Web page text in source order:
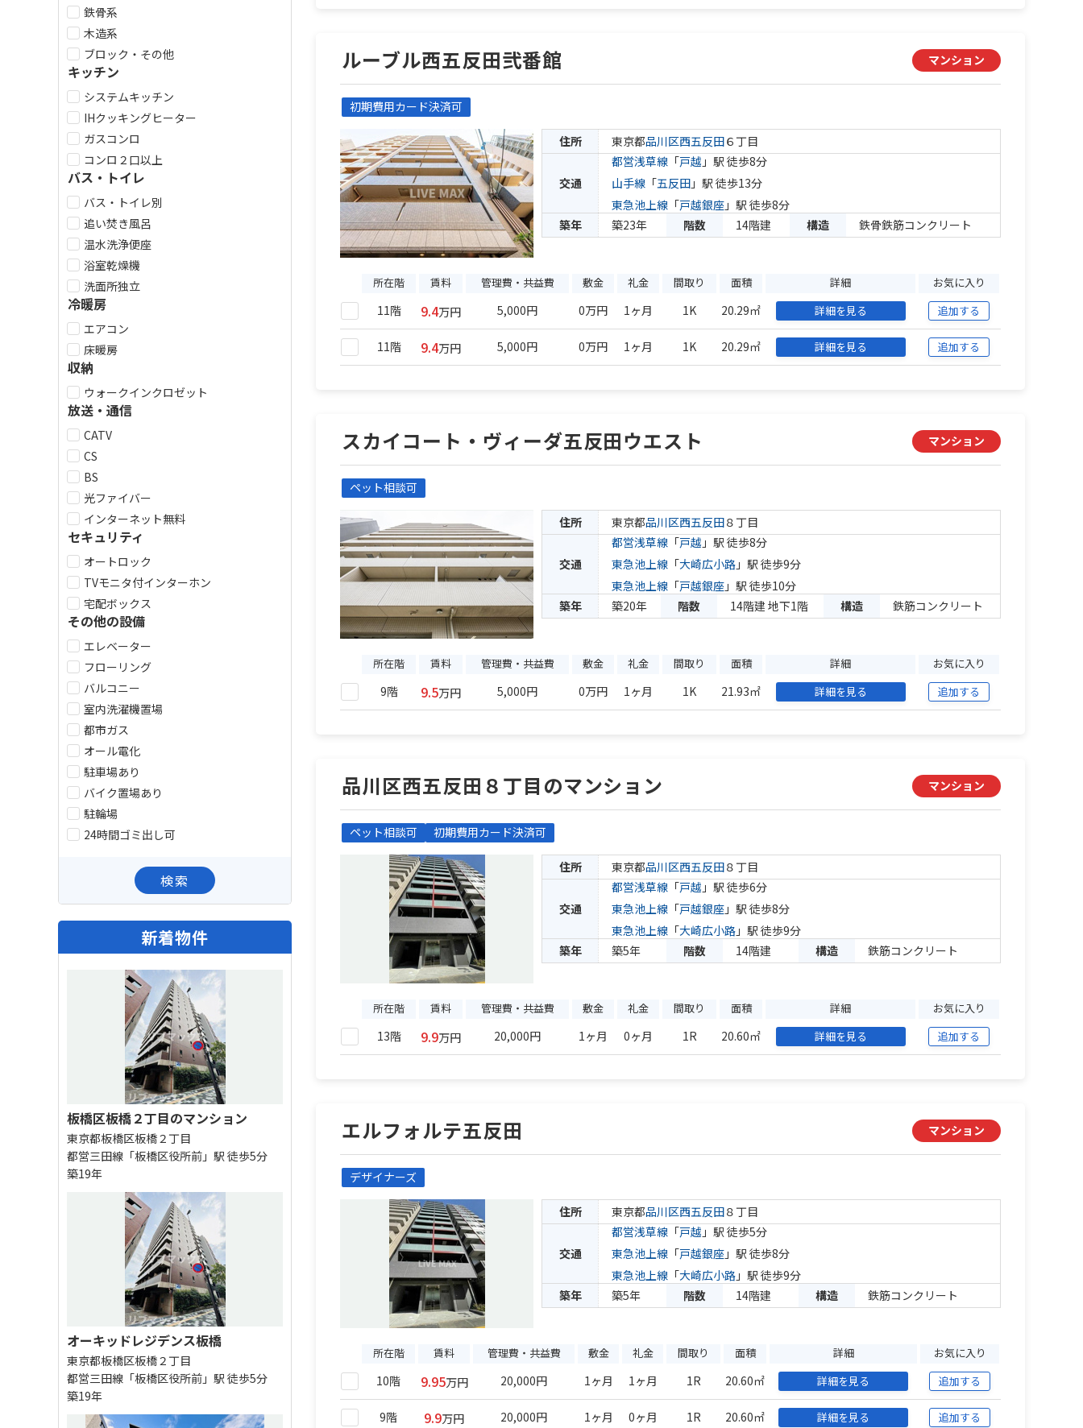
ルーブル西五反田弐番館 マンション
初期費用カード決済可
住所 東京都品川区西五反田６丁目
交通
都営浅草線 「戸越 」駅 徒歩8分
山手線 「五反田 」駅 徒歩13分
東急池上線 「戸越銀座 」駅 徒歩8分
築年
築23年 階数 14階建 構造 鉄骨鉄筋コンクリート
所在階 賃料 管理費・共益費 敷金 礼金 間取り 面積 詳細 お気に入り
11階 9.4万円 5,000円 0万円 1ヶ月 1K 20.29㎡ 詳細を見る 追加する
11階 9.4万円 5,000円 0万円 1ヶ月 1K 20.29㎡ 詳細を見る 追加する
スカイコート・ヴィーダ五反田ウエスト マンション
ペット相談可
住所 東京都品川区西五反田８丁目
交通
都営浅草線 「戸越 」駅 徒歩8分
東急池上線 「大崎広小路 」駅 徒歩9分
東急池上線 「戸越銀座 」駅 徒歩10分
築年
築20年 階数 14階建 地下1階 構造 鉄筋コンクリート
所在階 賃料 管理費・共益費 敷金 礼金 間取り 面積 詳細 お気に入り
9階 9.5万円 5,000円 0万円 1ヶ月 1K 21.93㎡ 詳細を見る 追加する
品川区西五反田８丁目のマンション マンション
ペット相談可 初期費用カード決済可
住所 東京都品川区西五反田８丁目
交通
都営浅草線 「戸越 」駅 徒歩6分
東急池上線 「戸越銀座 」駅 徒歩8分
東急池上線 「大崎広小路 」駅 徒歩9分
築年
築5年 階数 14階建 構造 鉄筋コンクリート
所在階 賃料 管理費・共益費 敷金 礼金 間取り 面積 詳細 お気に入り
13階 9.9万円 20,000円 1ヶ月 0ヶ月 1R 20.60㎡ 詳細を見る 追加する
エルフォルテ五反田 マンション
デザイナーズ
住所 東京都品川区西五反田８丁目
交通
都営浅草線 「戸越 」駅 徒歩5分
東急池上線 「戸越銀座 」駅 徒歩8分
東急池上線 「大崎広小路 」駅 徒歩9分
築年
築5年 階数 14階建 構造 鉄筋コンクリート
所在階 賃料 管理費・共益費 敷金 礼金 間取り 面積 詳細 お気に入り
10階 9.95万円 20,000円 1ヶ月 1ヶ月 1R 20.60㎡ 詳細を見る 追加する
9階 9.9万円 20,000円 1ヶ月 0ヶ月 1R 20.60㎡ 詳細を見る 追加する
鉄骨系
木造系
ブロック・その他
キッチン
システムキッチン
IHクッキングヒーター
ガスコンロ
コンロ２口以上
バス・トイレ
バス・トイレ別
追い焚き風呂
温水洗浄便座
浴室乾燥機
洗面所独立
冷暖房
エアコン
床暖房
収納
ウォークインクロゼット
放送・通信
CATV
CS
BS
光ファイバー
インターネット無料
セキュリティ
オートロック
TVモニタ付インターホン
宅配ボックス
その他の設備
エレベーター
フローリング
バルコニー
室内洗濯機置場
都市ガス
オール電化
駐車場あり
バイク置場あり
駐輪場
24時間ゴミ出し可
検索
新着物件
板橋区板橋２丁目のマンション
東京都板橋区板橋２丁目
都営三田線「板橋区役所前」駅 徒歩5分
築19年
オーキッドレジデンス板橋
東京都板橋区板橋２丁目
都営三田線「板橋区役所前」駅 徒歩5分
築19年